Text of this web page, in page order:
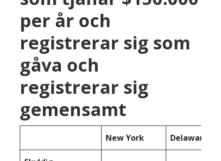
per år och
registrerar sig som
gåva och
registrerar sig
gemensamt
New York Delaware